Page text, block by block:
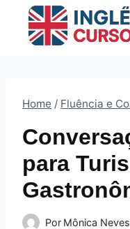
Home / Fluência e
para
Por Mônica Neves